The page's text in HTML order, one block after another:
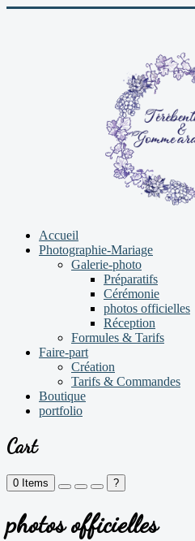
Accueil
Photographie-Mariage
Galerie-photo
Préparatifs
Cérémonie
photos officielles
Réception
Formules & Tarifs
Faire-part
Création
Tarifs & Commandes
Boutique
portfolio
Cart
0 Items ?
photos officielles